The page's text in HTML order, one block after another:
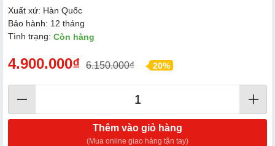
Xuất xứ: Hàn Quốc
Bảo hành: 12 tháng
Tình trạng: Còn hàng
4.900.000₫ 6.150.000₫ 20%
Thêm vào giỏ hàng
(Mua online giao hàng tận tay)